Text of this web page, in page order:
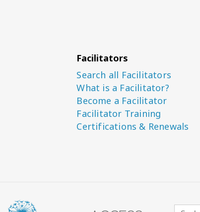
Facilitators
Search all Facilitators
What is a Facilitator?
Become a Facilitator
Facilitator Training
Certifications & Renewals